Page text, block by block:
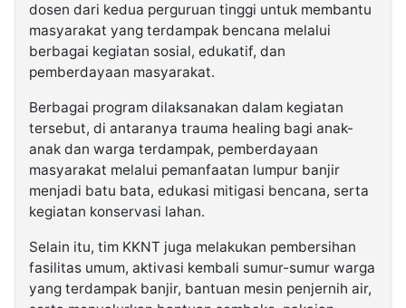
dosen dari kedua perguruan tinggi untuk membantu
masyarakat yang terdampak bencana melalui
berbagai kegiatan sosial, edukatif, dan
pemberdayaan masyarakat.
Berbagai program dilaksanakan dalam kegiatan
tersebut, di antaranya trauma healing bagi anak-
anak dan warga terdampak, pemberdayaan
masyarakat melalui pemanfaatan lumpur banjir
menjadi batu bata, edukasi mitigasi bencana, serta
kegiatan konservasi lahan.
Selain itu, tim KKNT juga melakukan pembersihan
fasilitas umum, aktivasi kembali sumur-sumur warga
yang terdampak banjir, bantuan mesin penjernih air,